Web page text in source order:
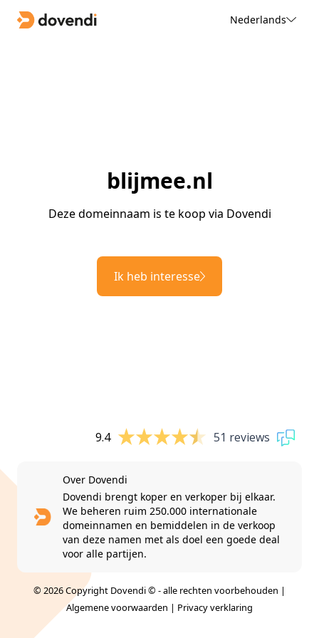
Nederlands
blijmee.nl
Deze domeinnaam is te koop via Dovendi
Ik heb interesse
9.4 51 reviews
Over Dovendi
Dovendi brengt koper en verkoper bij elkaar.
We beheren ruim 250.000 internationale
domeinnamen en bemiddelen in de verkoop
van deze namen met als doel een goede deal
voor alle partijen.
© 2026 Copyright Dovendi © - alle rechten voorbehouden |
Algemene voorwaarden | Privacy verklaring